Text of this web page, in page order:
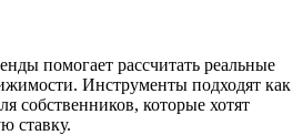
помогает рассчитать реальные
Инструменты подходят как
собственников, которые хотят
ставку.